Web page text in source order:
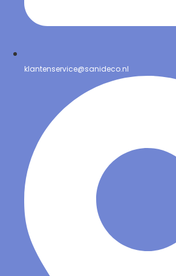
klantenservice@sanideco.nl